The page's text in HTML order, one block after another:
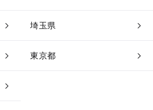
埼玉県
東京都